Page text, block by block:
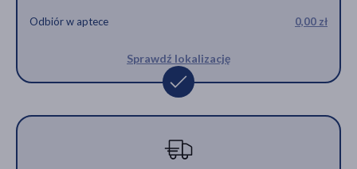
Odbiór w aptece 0,00 zł
Sprawdź lokalizację